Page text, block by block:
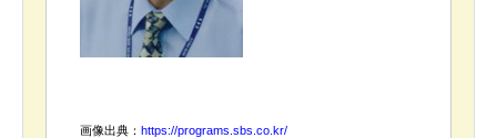
画像出典： https://programs.sbs.co.kr/